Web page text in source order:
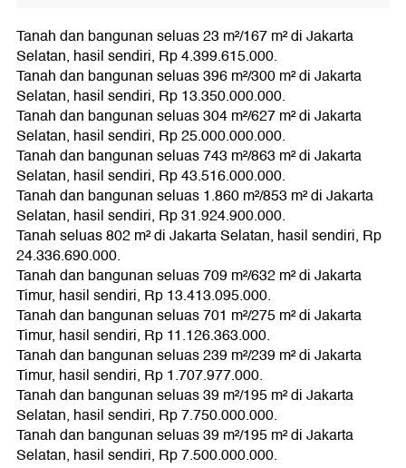
Tanah dan bangunan seluas 23 m²/167 m² di Jakarta
Selatan, hasil sendiri, Rp 4.399.615.000.
Tanah dan bangunan seluas 396 m²/300 m² di Jakarta
Selatan, hasil sendiri, Rp 13.350.000.000.
Tanah dan bangunan seluas 304 m²/627 m² di Jakarta
Selatan, hasil sendiri, Rp 25.000.000.000.
Tanah dan bangunan seluas 743 m²/863 m² di Jakarta
Selatan, hasil sendiri, Rp 43.516.000.000.
Tanah dan bangunan seluas 1.860 m²/853 m² di Jakarta
Selatan, hasil sendiri, Rp 31.924.900.000.
Tanah seluas 802 m² di Jakarta Selatan, hasil sendiri, Rp
24.336.690.000.
Tanah dan bangunan seluas 709 m²/632 m² di Jakarta
Timur, hasil sendiri, Rp 13.413.095.000.
Tanah dan bangunan seluas 701 m²/275 m² di Jakarta
Timur, hasil sendiri, Rp 11.126.363.000.
Tanah dan bangunan seluas 239 m²/239 m² di Jakarta
Timur, hasil sendiri, Rp 1.707.977.000.
Tanah dan bangunan seluas 39 m²/195 m² di Jakarta
Selatan, hasil sendiri, Rp 7.750.000.000.
Tanah dan bangunan seluas 39 m²/195 m² di Jakarta
Selatan, hasil sendiri, Rp 7.500.000.000.